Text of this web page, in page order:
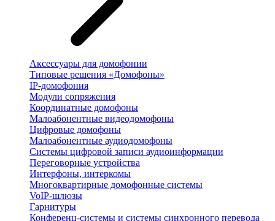
Аксессуары для домофонии
Типовые решения «Домофоны»
IP-домофония
Модули сопряжения
Координатные домофоны
Малоабонентные видеодомофоны
Цифровые домофоны
Малоабонентные аудиодомофоны
Системы цифровой записи аудиоинформации
Переговорные устройства
Интерфоны, интеркомы
Многоквартирные домофонные системы
VoIP-шлюзы
Гарнитуры
Конференц-системы и системы синхронного перевода